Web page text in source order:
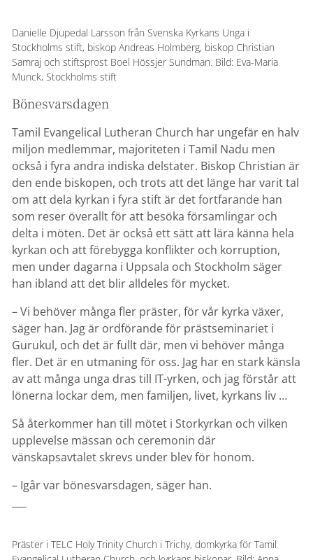
Danielle Djupedal Larsson från Svenska Kyrkans Unga i
Stockholms stift, biskop Andreas Holmberg, biskop Christian
Samraj och stiftsprost Boel Hössjer Sundman. Bild: Eva-Maria
Munck, Stockholms stift
Bönesvarsdagen
Tamil Evangelical Lutheran Church har ungefär en halv
miljon medlemmar, majoriteten i Tamil Nadu men
också i fyra andra indiska delstater. Biskop Christian är
den ende biskopen, och trots att det länge har varit tal
om att dela kyrkan i fyra stift är det fortfarande han
som reser överallt för att besöka församlingar och
delta i möten. Det är också ett sätt att lära känna hela
kyrkan och att förebygga konflikter och korruption,
men under dagarna i Uppsala och Stockholm säger
han ibland att det blir alldeles för mycket.
– Vi behöver många fler präster, för vår kyrka växer,
säger han. Jag är ordförande för prästseminariet i
Gurukul, och det är fullt där, men vi behöver många
fler. Det är en utmaning för oss. Jag har en stark känsla
av att många unga dras till IT-yrken, och jag förstår att
lönerna lockar dem, men familjen, livet, kyrkans liv …
Så återkommer han till mötet i Storkyrkan och vilken
upplevelse mässan och ceremonin där
vänskapsavtalet skrevs under blev för honom.
– Igår var bönesvarsdagen, säger han.
Präster i TELC Holy Trinity Church i Trichy, domkyrka för Tamil